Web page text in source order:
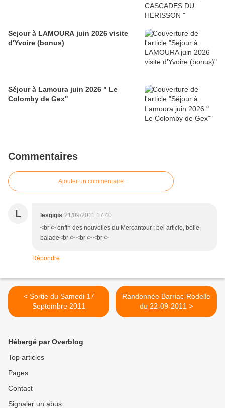
Sejour à LAMOURA juin 2026 visite
d'Yvoire (bonus)
Séjour à Lamoura juin 2026 " Le
Colomby de Gex"
Commentaires
Ajouter un commentaire
L lesgigis 21/09/2011 17:40
<br /> enfin des nouvelles du Mercantour ; bel article, belle
balade<br /> <br /> <br />
Répondre
< Sortie du Samedi 17
Septembre 2011
Randonnée Barriac-Rodelle
du 22-09-2011 >
Hébergé par Overblog
Top articles
Pages
Contact
Signaler un abus